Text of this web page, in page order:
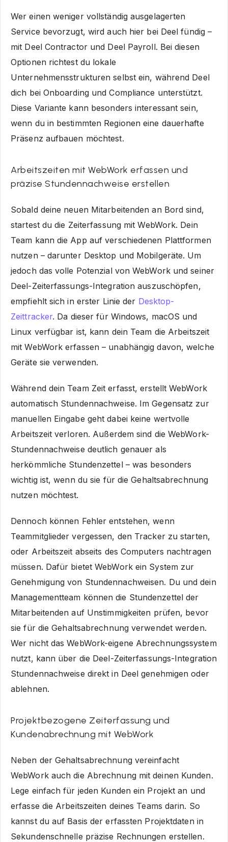
Wer einen weniger vollständig ausgelagerten
Service bevorzugt, wird auch hier bei Deel fündig –
mit Deel Contractor und Deel Payroll. Bei diesen
Optionen richtest du lokale
Unternehmensstrukturen selbst ein, während Deel
dich bei Onboarding und Compliance unterstützt.
Diese Variante kann besonders interessant sein,
wenn du in bestimmten Regionen eine dauerhafte
Präsenz aufbauen möchtest.
Arbeitszeiten mit WebWork erfassen und
präzise Stundennachweise erstellen
Sobald deine neuen Mitarbeitenden an Bord sind,
startest du die Zeiterfassung mit WebWork. Dein
Team kann die App auf verschiedenen Plattformen
nutzen – darunter Desktop und Mobilgeräte. Um
jedoch das volle Potenzial von WebWork und seiner
Deel-Zeiterfassungs-Integration auszuschöpfen,
empfiehlt sich in erster Linie der Desktop-
Zeittracker. Da dieser für Windows, macOS und
Linux verfügbar ist, kann dein Team die Arbeitszeit
mit WebWork erfassen – unabhängig davon, welche
Geräte sie verwenden.
Während dein Team Zeit erfasst, erstellt WebWork
automatisch Stundennachweise. Im Gegensatz zur
manuellen Eingabe geht dabei keine wertvolle
Arbeitszeit verloren. Außerdem sind die WebWork-
Stundennachweise deutlich genauer als
herkömmliche Stundenzettel – was besonders
wichtig ist, wenn du sie für die Gehaltsabrechnung
nutzen möchtest.
Dennoch können Fehler entstehen, wenn
Teammitglieder vergessen, den Tracker zu starten,
oder Arbeitszeit abseits des Computers nachtragen
müssen. Dafür bietet WebWork ein System zur
Genehmigung von Stundennachweisen. Du und dein
Managementteam können die Stundenzettel der
Mitarbeitenden auf Unstimmigkeiten prüfen, bevor
sie für die Gehaltsabrechnung verwendet werden.
Wer nicht das WebWork-eigene Abrechnungssystem
nutzt, kann über die Deel-Zeiterfassungs-Integration
Stundennachweise direkt in Deel genehmigen oder
ablehnen.
Projektbezogene Zeiterfassung und
Kundenabrechnung mit WebWork
Neben der Gehaltsabrechnung vereinfacht
WebWork auch die Abrechnung mit deinen Kunden.
Lege einfach für jeden Kunden ein Projekt an und
erfasse die Arbeitszeiten deines Teams darin. So
kannst du auf Basis der erfassten Projektdaten in
Sekundenschnelle präzise Rechnungen erstellen.